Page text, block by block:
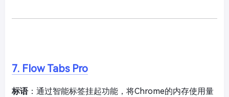
7. Flow Tabs Pro
标语：通过智能标签挂起功能，将Chrome的内存使用量